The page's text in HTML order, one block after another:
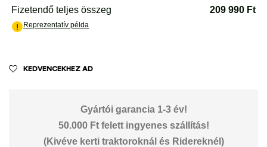
KEDVENCEKHEZ AD
Gyártói garancia 1-3 év!
50.000 Ft felett ingyenes szállítás!
(Kivéve kerti traktoroknál és Ridereknél)